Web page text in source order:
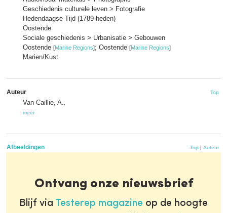
Geschiedenis culturele leven > Fotografie
Hedendaagse Tijd (1789-heden)
Oostende
Sociale geschiedenis > Urbanisatie > Gebouwen
Oostende [Marine Regions]; Oostende [Marine Regions]
Marien/Kust
Auteur Top
Van Caillie, A.
meer
Afbeeldingen Top | Auteur
Ontvang onze nieuwsbrief
Blijf via Testerep magazine op de hoogte